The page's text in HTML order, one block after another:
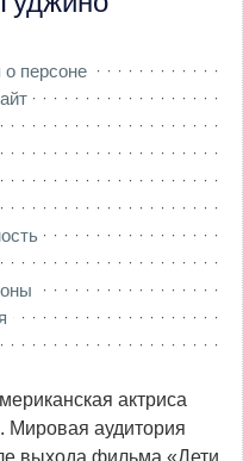
персоне
актриса
Мировая аудитория
выхода фильма «Дети